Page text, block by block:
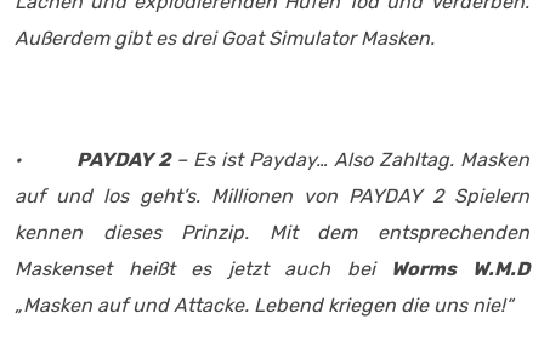
Außerdem gibt es drei Goat Simulator Masken.
· PAYDAY 2– Es ist Payday… Also Zahltag. Masken
auf und los geht’s. Millionen von PAYDAY 2 Spielern
kennen dieses Prinzip. Mit dem entsprechenden
Maskenset heißt es jetzt auch bei Worms W.M.D
„Masken auf und Attacke. Lebend kriegen die uns nie!“